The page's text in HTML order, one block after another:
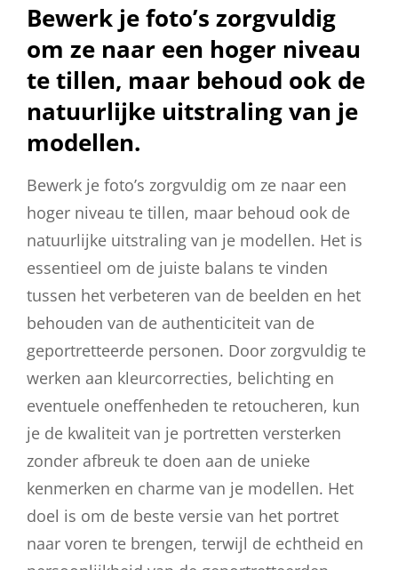
Bewerk je foto’s zorgvuldig
om ze naar een hoger niveau
te tillen, maar behoud ook de
natuurlijke uitstraling van je
modellen.
Bewerk je foto’s zorgvuldig om ze naar een
hoger niveau te tillen, maar behoud ook de
natuurlijke uitstraling van je modellen. Het is
essentieel om de juiste balans te vinden
tussen het verbeteren van de beelden en het
behouden van de authenticiteit van de
geportretteerde personen. Door zorgvuldig te
werken aan kleurcorrecties, belichting en
eventuele oneffenheden te retoucheren, kun
je de kwaliteit van je portretten versterken
zonder afbreuk te doen aan de unieke
kenmerken en charme van je modellen. Het
doel is om de beste versie van het portret
naar voren te brengen, terwijl de echtheid en